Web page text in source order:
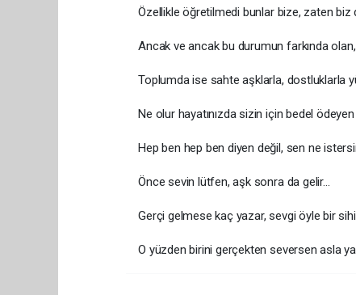
Özellikle öğretilmedi bunlar bize, zaten biz
Ancak ve ancak bu durumun farkında
Toplumda ise sahte aşklarla, dostluklarla
Ne olur hayatınızda sizin için bedel
Hep ben hep ben diyen değil, sen ne
Önce sevin lütfen, aşk sonra da gelir...
Gerçi gelmese kaç yazar, sevgi öyle bir
O yüzden birini gerçekten seversen asla